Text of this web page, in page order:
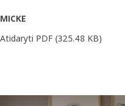
MICKE
Atidaryti PDF (325.48 KB)